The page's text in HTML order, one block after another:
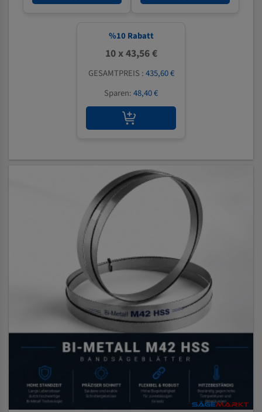
%10 Rabatt
10 x 43,56 €
GESAMTPREIS :435,60 €
Sparen:48,40 €